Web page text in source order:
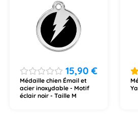
15,90 €
Médaille chien Émail et
acier inoxydable - Motif
éclair noir - Taille M